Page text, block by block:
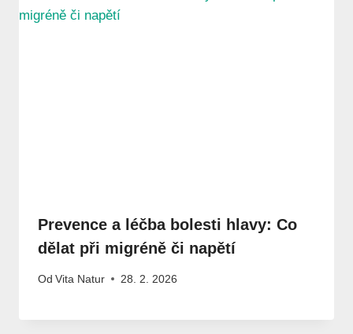
Prevence a léčba bolesti hlavy: Co
dělat při migréně či napětí
Od Vita Natur 28. 2. 2026